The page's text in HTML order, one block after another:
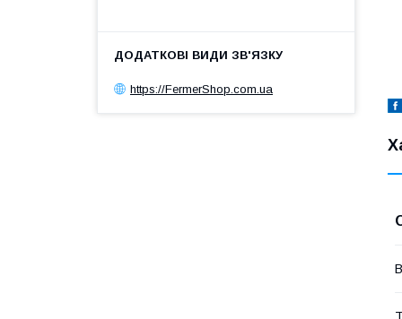
https://FermerShop.com.ua